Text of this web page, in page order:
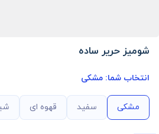
شومیز حریر ساده
انتخاب شما: مشکی
مشکی سفید قهوه ای